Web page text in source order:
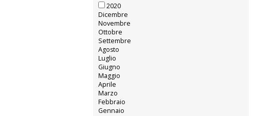
2020
Dicembre
Novembre
Ottobre
Settembre
Agosto
Luglio
Giugno
Maggio
Aprile
Marzo
Febbraio
Gennaio